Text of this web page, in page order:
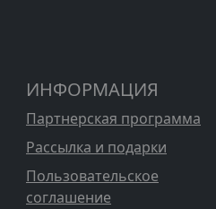
ИНФОРМАЦИЯ
Партнерская программа
Рассылка и подарки
Пользовательское
соглашение